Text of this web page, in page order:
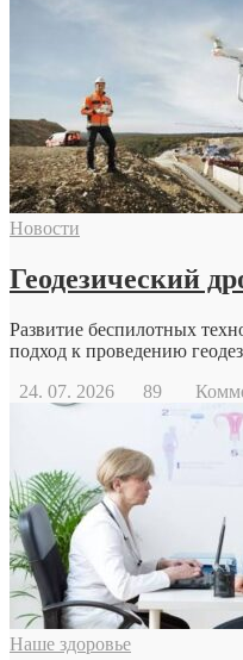
Новости
Геодезический
Развитие беспилотных
подход к проведению
24. 07. 2026
89
Наше здоровье